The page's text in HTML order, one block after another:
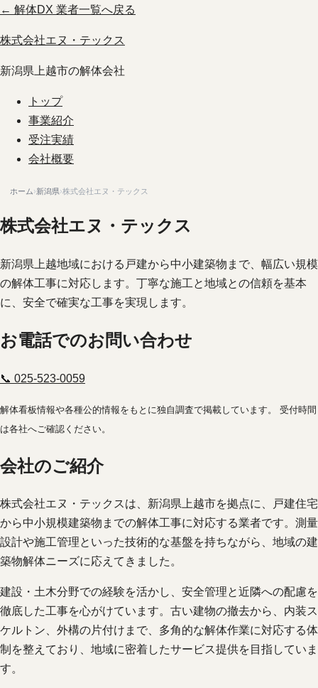
← 解体DX 業者一覧へ戻る
株式会社エヌ・テックス
新潟県上越市の解体会社
トップ
事業紹介
受注実績
会社概要
ホーム›新潟県›株式会社エヌ・テックス
株式会社エヌ・テックス
新潟県上越地域における戸建から中小建築物まで、幅広い規模
の解体工事に対応します。丁寧な施工と地域との信頼を基本
に、安全で確実な工事を実現します。
お電話でのお問い合わせ
📞 025-523-0059
解体看板情報や各種公的情報をもとに独自調査で掲載しています。 受付時間
は各社へご確認ください。
会社のご紹介
株式会社エヌ・テックスは、新潟県上越市を拠点に、戸建住宅
から中小規模建築物までの解体工事に対応する業者です。測量
設計や施工管理といった技術的な基盤を持ちながら、地域の建
築物解体ニーズに応えてきました。
建設・土木分野での経験を活かし、安全管理と近隣への配慮を
徹底した工事を心がけています。古い建物の撤去から、内装ス
ケルトン、外構の片付けまで、多角的な解体作業に対応する体
制を整えており、地域に密着したサービス提供を目指していま
す。